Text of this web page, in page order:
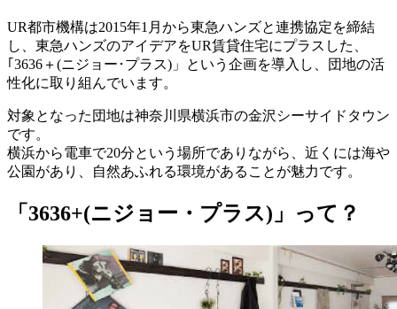
UR都市機構は2015年1月から東急ハンズと連携協定を締結
し、東急ハンズのアイデアをUR賃貸住宅にプラスした、
｢3636＋(ニジョー･プラス)」という企画を導入し、団地の活
性化に取り組んでいます。
対象となった団地は神奈川県横浜市の金沢シーサイドタウン
です。
横浜から電車で20分という場所でありながら、近くには海や
公園があり、自然あふれる環境があることが魅力です。
「3636+(ニジョー・プラス)」って？